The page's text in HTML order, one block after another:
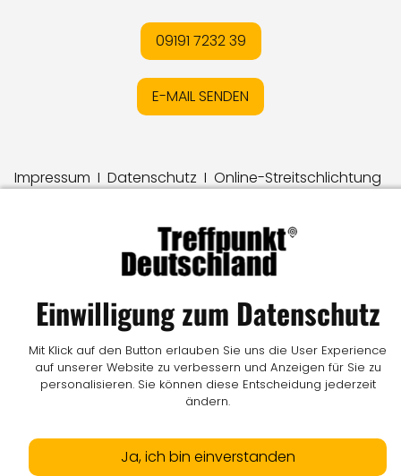
09191 7232 39
E-MAIL SENDEN
Impressum I Datenschutz I Online-Streitschlichtung
© LW Medien GmbH
Einwilligung zum Datenschutz
Mit Klick auf den Button erlauben Sie uns die User Experience
auf unserer Website zu verbessern und Anzeigen für Sie zu
personalisieren. Sie können diese Entscheidung jederzeit
ändern.
Ja, ich bin einverstanden